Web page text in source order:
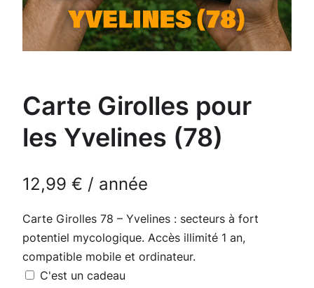
Carte Girolles pour
les Yvelines (78)
12,99 € / année
Carte Girolles 78 – Yvelines : secteurs à fort
potentiel mycologique. Accès illimité 1 an,
compatible mobile et ordinateur.
C'est un cadeau